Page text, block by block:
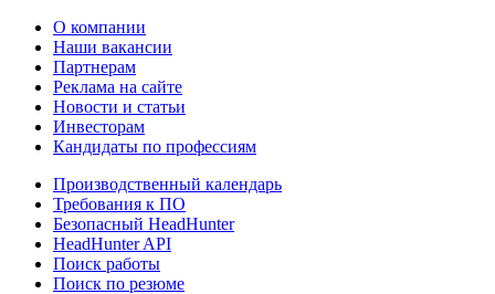
О компании
Наши вакансии
Партнерам
Реклама на сайте
Новости и статьи
Инвесторам
Кандидаты по профессиям
Производственный календарь
Требования к ПО
Безопасный HeadHunter
HeadHunter API
Поиск работы
Поиск по резюме